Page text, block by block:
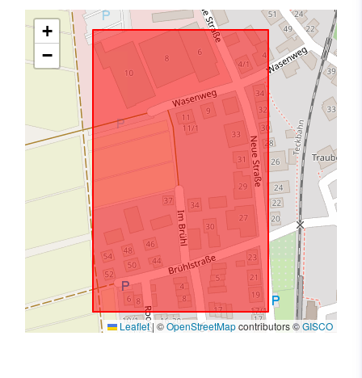
+
−
Leaflet | ©OpenStreetMapcontributors ©GISCO